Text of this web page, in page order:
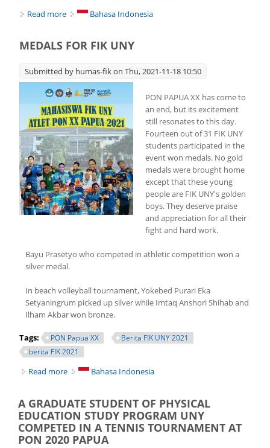
Read more about SPORTOTECH SELECTED UNY'S BEST SPORT
Bahasa Indonesia
MEDALS FOR FIK UNY
Submitted by humas-fikon Thu, 2021-11-18 10:50
PON PAPUA XX has come to
an end, but its excitement
still resonates to this day.
Fourteen out of 31 FIK UNY
students participated in the
event won medals. No gold
medals were brought home
except that these young
people are FIK UNY's golden
boys. They deserve praise
and appreciation for all their
fight and hard work.
Bayu Prasetyo who competed in athletic competition won a
silver medal.
In beach volleyball tournament, Yokebed Purari Eka
Setyaningrum picked up silver while Imtaq Anshori Shihab and
Ilham Akbar won bronze.
Tags: PON Papua XX
Berita FIK UNY 2021
berita FIK 2021
Read more about MEDALS FOR FIK UNY
Bahasa Indonesia
A GRADUATE STUDENT OF PHYSICAL
EDUCATION STUDY PROGRAM UNY
COMPETED IN A TENNIS TOURNAMENT AT
PON 2020 PAPUA